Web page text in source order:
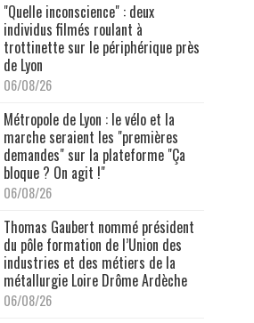
"Quelle inconscience" : deux
individus filmés roulant à
trottinette sur le périphérique près
de Lyon
06/08/26
Métropole de Lyon : le vélo et la
marche seraient les "premières
demandes" sur la plateforme "Ça
bloque ? On agit !"
06/08/26
Thomas Gaubert nommé président
du pôle formation de l’Union des
industries et des métiers de la
métallurgie Loire Drôme Ardèche
06/08/26